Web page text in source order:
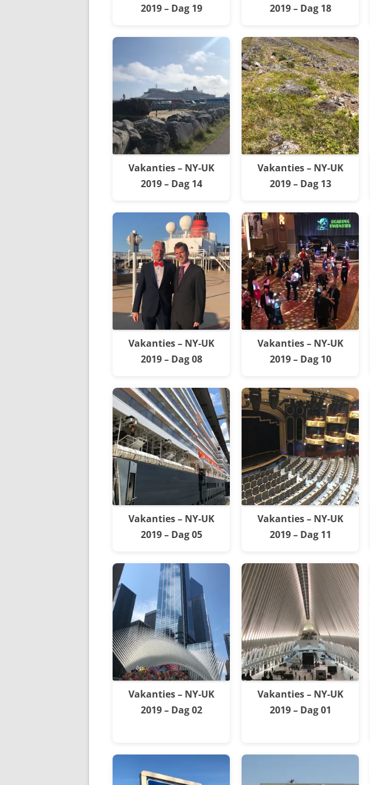
2019 – Dag 19
2019 – Dag 18
Vakanties – NY-UK
2019 – Dag 14
Vakanties – NY-UK
2019 – Dag 13
Vakanties – NY-UK
2019 – Dag 08
Vakanties – NY-UK
2019 – Dag 10
Vakanties – NY-UK
2019 – Dag 05
Vakanties – NY-UK
2019 – Dag 11
Vakanties – NY-UK
2019 – Dag 02
Vakanties – NY-UK
2019 – Dag 01